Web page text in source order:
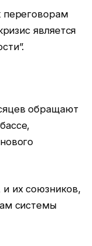
переговорам
является
обращают
их союзников,
системы